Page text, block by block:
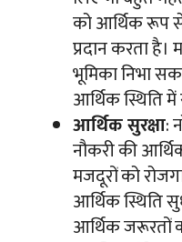
को आर्थिक रूप
प्रदान करता है।
भूमिका निभा
आर्थिक स्थिति
आर्थिक सुरक्षा:
नौकरी की
मजदूरों को
आर्थिक स्थिति
आर्थिक